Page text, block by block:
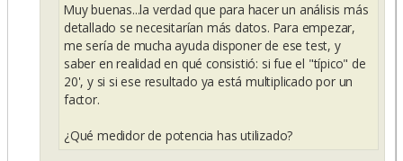
Muy buenas...la verdad que para hacer un análisis más
detallado se necesitarían más datos. Para empezar,
me sería de mucha ayuda disponer de ese test, y
saber en realidad en qué consistió: si fue el "típico" de
20', y si si ese resultado ya está multiplicado por un
factor.
¿Qué medidor de potencia has utilizado?